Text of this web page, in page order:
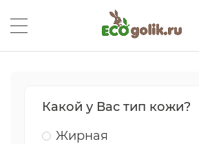
Какой у Вас тип кожи?
Жирная